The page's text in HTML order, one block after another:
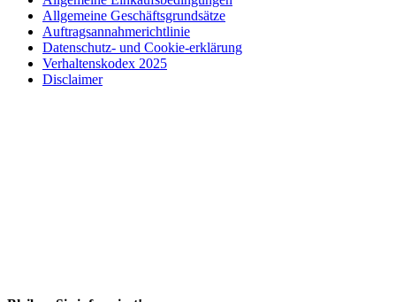
Allgemeine Geschäftsgrundsätze
Auftragsannahmerichtlinie
Datenschutz- und Cookie-erklärung
Verhaltenskodex 2025
Disclaimer